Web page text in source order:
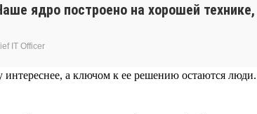
ядро построено на хорошей
IT Officer
интереснее, а ключом к ее решению остаются